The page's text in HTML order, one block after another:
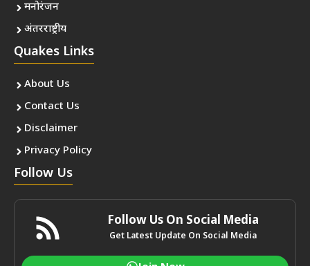
मनोरंजन
अंतरराष्ट्रीय
Quakes Links
About Us
Contact Us
Disclaimer
Privacy Policy
Follow Us
Follow Us On Social Media
Get Latest Update On Social Media